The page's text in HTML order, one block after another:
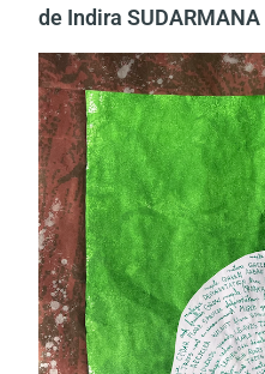
de Indira SUDARMANA